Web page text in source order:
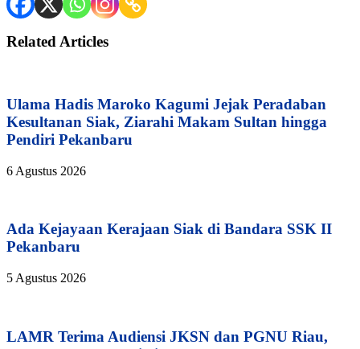
Related Articles
Ulama Hadis Maroko Kagumi Jejak Peradaban
Kesultanan Siak, Ziarahi Makam Sultan hingga
Pendiri Pekanbaru
6 Agustus 2026
Ada Kejayaan Kerajaan Siak di Bandara SSK II
Pekanbaru
5 Agustus 2026
LAMR Terima Audiensi JKSN dan PGNU Riau,